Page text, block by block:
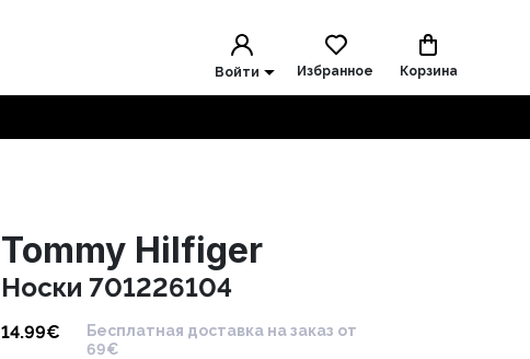
Войти Избранное Корзина
Tommy Hilfiger
Носки 701226104
14.99€
Бесплатная доставка на заказ от
69€